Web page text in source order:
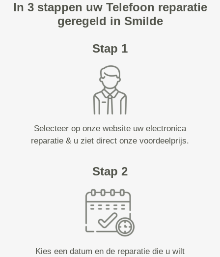
In 3 stappen uw Telefoon reparatie
geregeld in Smilde
Stap 1
Selecteer op onze website uw electronica
reparatie & u ziet direct onze voordeelprijs.
Stap 2
Kies een datum en de reparatie die u wilt